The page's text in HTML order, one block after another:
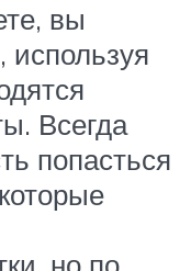
вы
используя
Всегда
попасться